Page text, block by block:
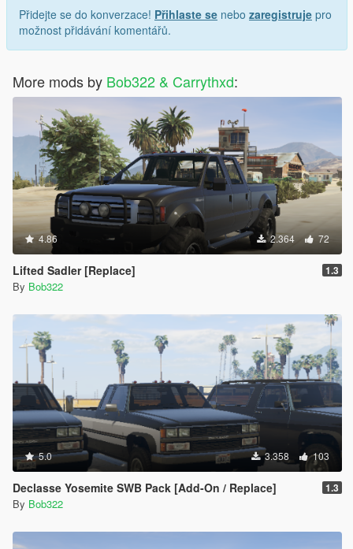
Přidejte se do konverzace! Přihlaste se nebo zaregistruje pro
možnost přidávání komentářů.
More mods by Bob322 & Carrythxd:
4.86 2.364 72
Lifted Sadler [Replace] 1.3
By Bob322
5.0 3.358 103
Declasse Yosemite SWB Pack [Add-On / Replace] 1.3
By Bob322